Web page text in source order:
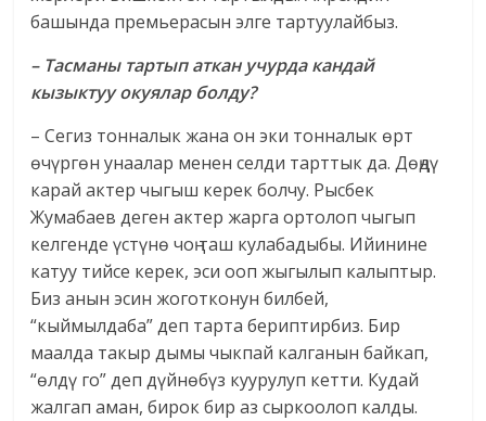
башында премьерасын элге тартуулайбыз.
– Тасманы тартып аткан учурда кандай
кызыктуу окуялар болду?
– Сегиз тонналык жана он эки тонналык өрт
өчүргөн унаалар менен селди тарттык да. Дөңдү
карай актер чыгыш керек болчу. Рысбек
Жумабаев деген актер жарга ортолоп чыгып
келгенде үстүнө чоң таш кулабадыбы. Ийинине
катуу тийсе керек, эси ооп жыгылып калыптыр.
Биз анын эсин жоготконун билбей,
“кыймылдаба” деп тарта бериптирбиз. Бир
маалда такыр дымы чыкпай калганын байкап,
“өлдү го” деп дүйнөбүз куурулуп кетти. Кудай
жалгап аман, бирок бир аз сыркоолоп калды.